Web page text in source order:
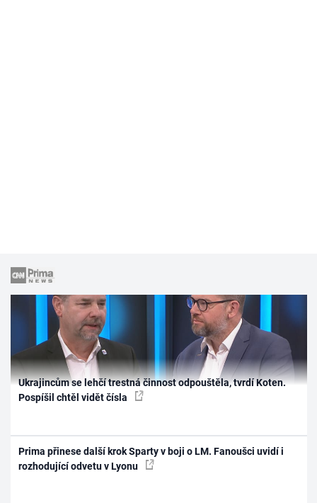
Ukrajincům se lehčí trestná činnost odpouštěla, tvrdí Koten.
Pospíšil chtěl vidět čísla
Prima přinese další krok Sparty v boji o LM. Fanoušci uvidí i
rozhodující odvetu v Lyonu